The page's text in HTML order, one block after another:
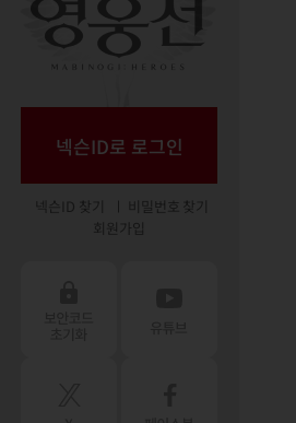
넥슨ID로 로그인
넥슨ID 찾기
비밀번호 찾기
회원가입